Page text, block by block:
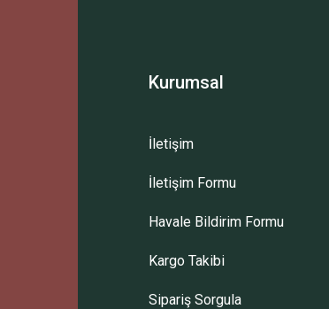
Santrifüj Programlı
Kurumsal
İletişim
İletişim Formu
Havale Bildirim Formu
Kargo Takibi
Sipariş Sorgula